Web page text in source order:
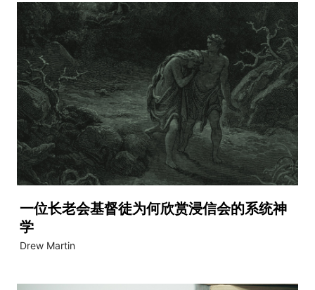
一位长老会基督徒为何欣赏浸信会的系统神
学
Drew Martin